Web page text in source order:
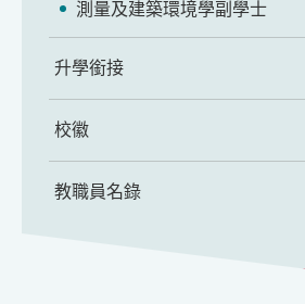
測量及建築環境學副學士
升學銜接
校徽
教職員名錄